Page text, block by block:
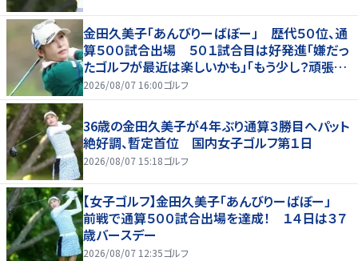
金田久美子「あんびりーばぼー」 歴代５０位、通
算５００試合出場 ５０１試合目は好発進「嫌だっ
たゴルフが最近は楽しいかも」「もう少し？頑張り
たいな」
2026/08/07 16:00ゴルフ
36歳の金田久美子が４年ぶり通算３勝目へパット
絶好調、暫定首位 国内女子ゴルフ第１日
2026/08/07 15:18ゴルフ
【女子ゴルフ】金田久美子「あんびりーばぼー」
前戦で通算５００試合出場を達成！ １４日は３７
歳バースデー
2026/08/07 12:35ゴルフ